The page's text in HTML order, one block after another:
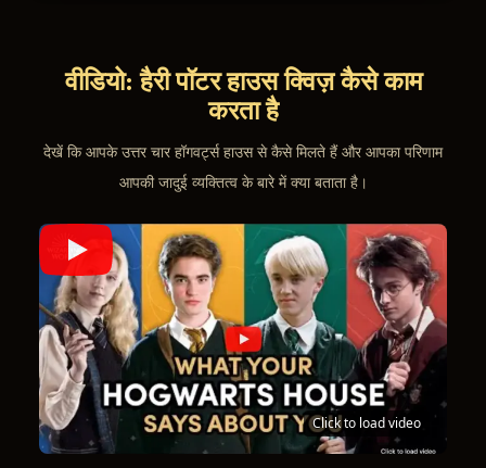
वीडियो: हैरी पॉटर हाउस क्विज़ कैसे काम
करता है
देखें कि आपके उत्तर चार हॉगवर्ट्स हाउस से कैसे मिलते हैं और आपका परिणाम
आपकी जादुई व्यक्तित्व के बारे में क्या बताता है।
Click to load video